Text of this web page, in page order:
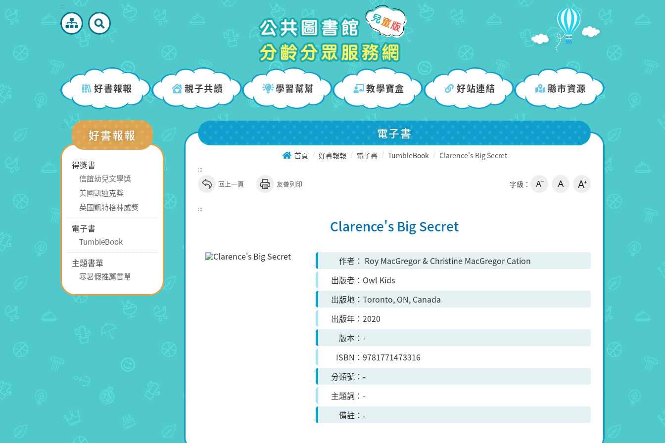
到
塊
:::
好書報報 親子共讀 學習幫幫 教學寶盒 好站連結 縣市資源
:::
好書報報
得獎書
信誼幼兒文學獎
美國凱迪克獎
英國凱特格林威獎
電子書
TumbleBook
主題書單
寒暑假推薦書單
電子書
首頁 好書報報 電子書 TumbleBook Clarence's Big Secret
:::
回上一頁 友善列印 字級：
:::
Clarence's Big Secret
作者
Roy MacGregor & Christine MacGregor Cation
出版者
Owl Kids
出版地
Toronto, ON, Canada
出版年
2020
版本
-
ISBN
9781771473316
分類號
-
主題詞
-
備註
-